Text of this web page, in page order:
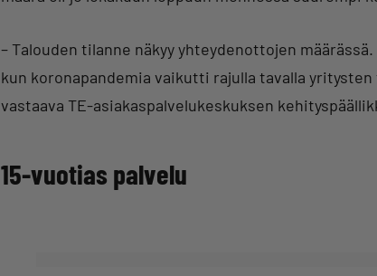
– Talouden tilanne näkyy yhteydenottojen
kun koronapandemia vaikutti rajulla tavalla
vastaava TE-asiakaspalvelukeskuksen
15-vuotias palvelu